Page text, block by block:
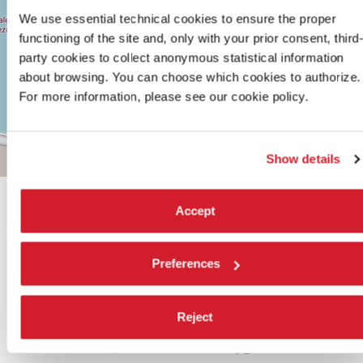
We use essential technical cookies to ensure the proper
functioning of the site and, only with your prior consent, third-
party cookies to collect anonymous statistical information
about browsing. You can choose which cookies to authorize.
For more information, please see our cookie policy.
Show details
Accept
Preferences
Reject
info@labiennale.org
SCOPRI LA SEDE
CONDIVIDI SU